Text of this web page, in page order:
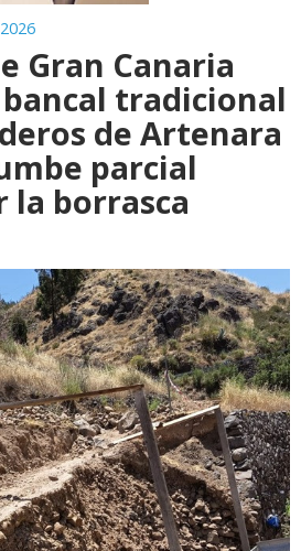
Gran Canaria
tradicional
de Artenara
parcial
la borrasca